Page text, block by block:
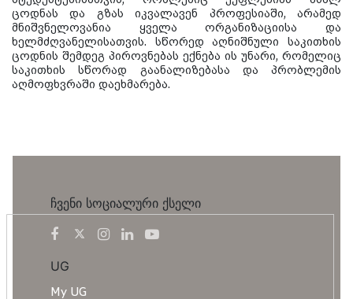
ცოდნას და გზას იკვალავენ პროფესიაში, არამედ
მნიშვნელოვანია ყველა ორგანიზაციისა და
ხელმძღვანელისათვის. სწორედ აღნიშნული საკითხის
ცოდნის შემდეგ პიროვნებას ექნება ის უნარი, რომელიც
საკითხის სწორად გაანალიზებასა და პრობლემის
აღმოფხვრაში დაეხმარება.
ჩვენი სოციალური ქსელი
UG
My UG